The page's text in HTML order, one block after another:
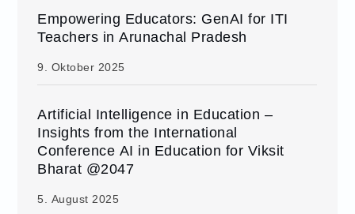
Empowering Educators: GenAI for ITI
Teachers in Arunachal Pradesh
9. Oktober 2025
Artificial Intelligence in Education –
Insights from the International
Conference AI in Education for Viksit
Bharat @2047
5. August 2025